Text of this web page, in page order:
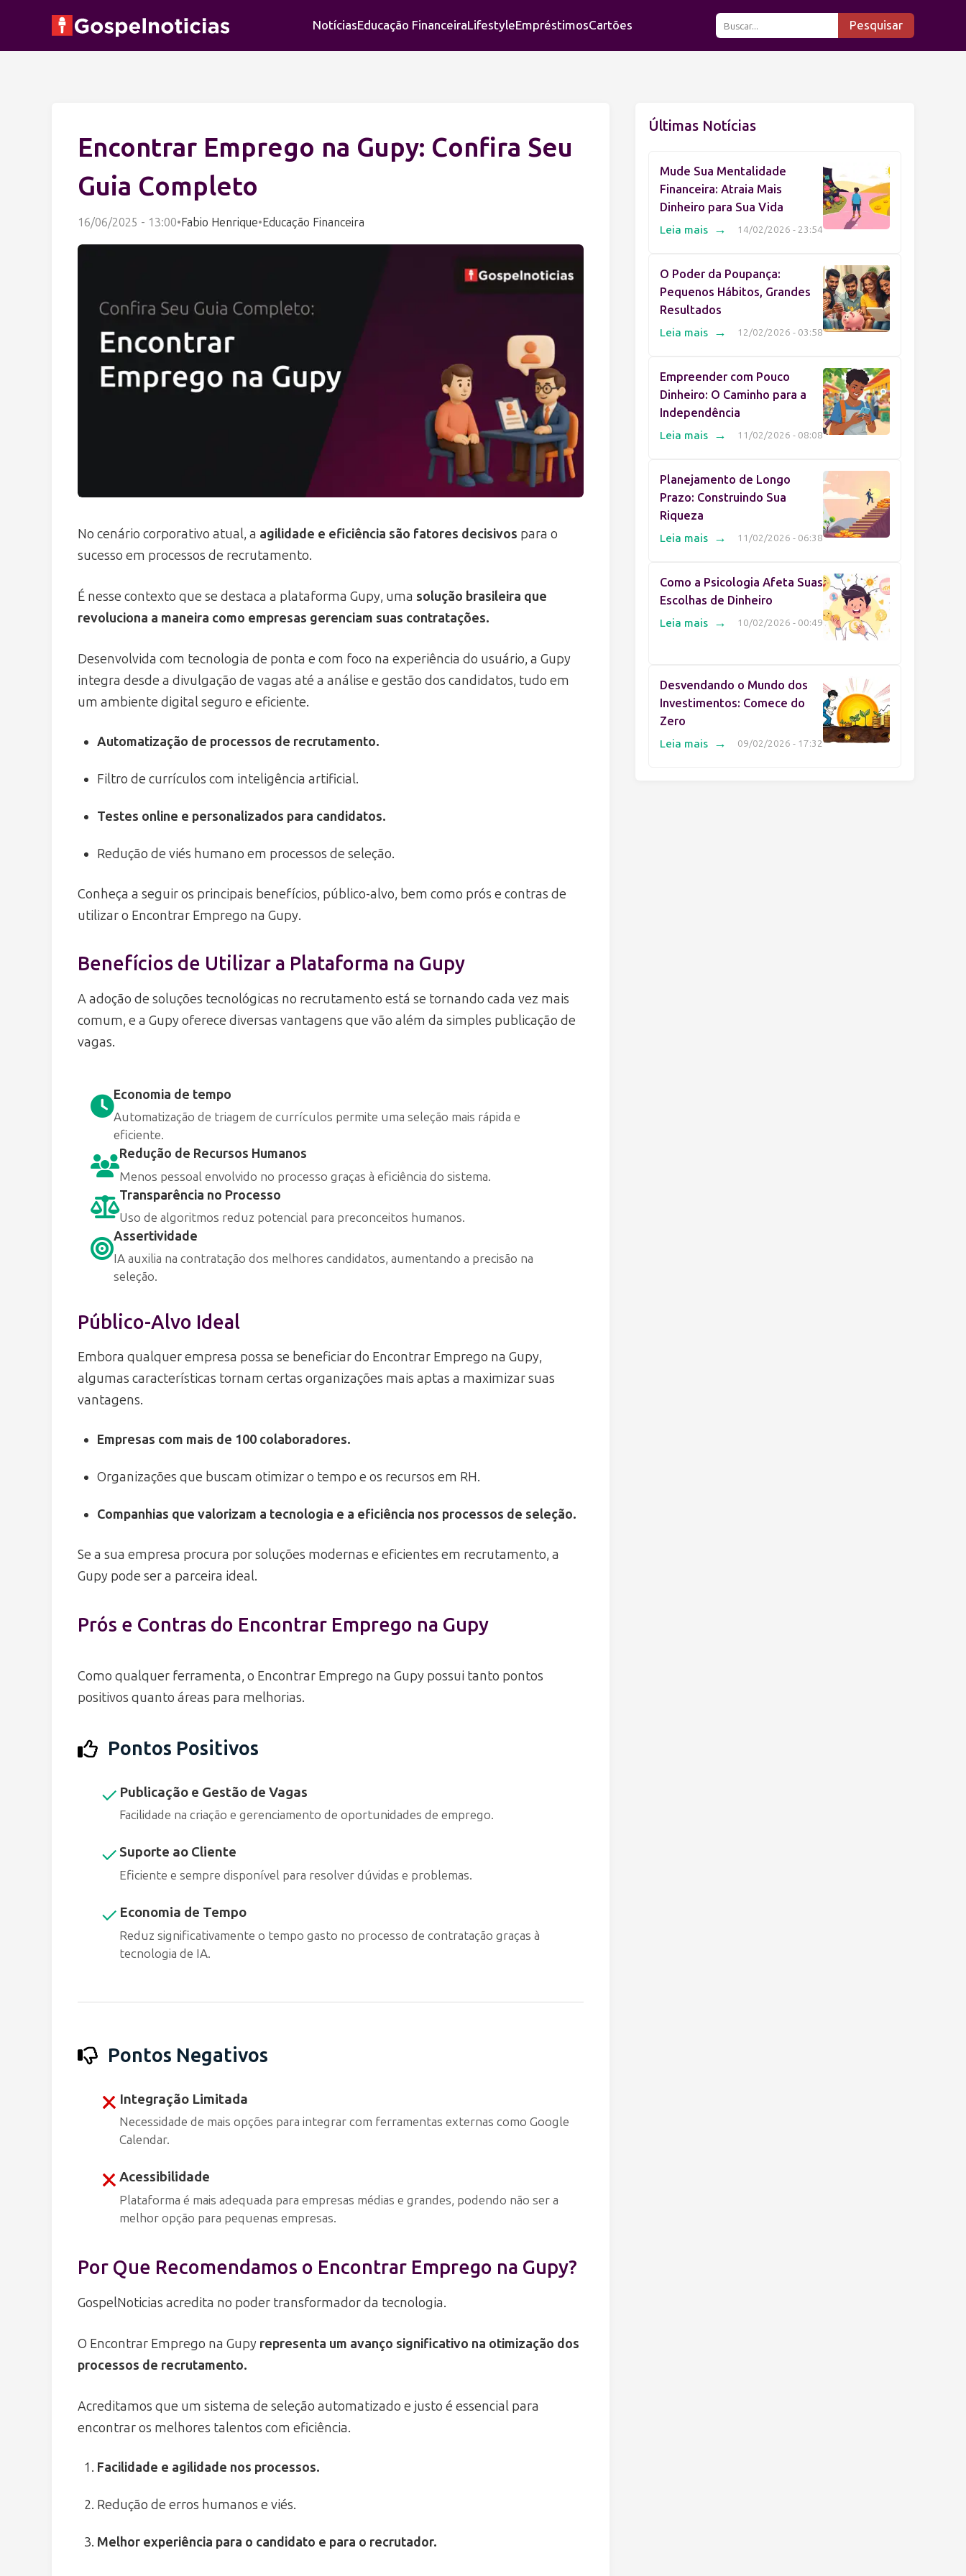
NotíciasEducação FinanceiraLifestyleEmpréstimosCartões Pesquisar
Encontrar Emprego na Gupy: Confira Seu
Guia Completo
16/06/2025 - 13:00•Fabio Henrique•Educação Financeira
No cenário corporativo atual, a agilidade e eficiência são fatores decisivos para o
sucesso em processos de recrutamento.
É nesse contexto que se destaca a plataforma Gupy, uma solução brasileira que
revoluciona a maneira como empresas gerenciam suas contratações.
Desenvolvida com tecnologia de ponta e com foco na experiência do usuário, a Gupy
integra desde a divulgação de vagas até a análise e gestão dos candidatos, tudo em
um ambiente digital seguro e eficiente.
Automatização de processos de recrutamento.
Filtro de currículos com inteligência artificial.
Testes online e personalizados para candidatos.
Redução de viés humano em processos de seleção.
Conheça a seguir os principais benefícios, público-alvo, bem como prós e contras de
utilizar o Encontrar Emprego na Gupy.
Benefícios de Utilizar a Plataforma na Gupy
A adoção de soluções tecnológicas no recrutamento está se tornando cada vez mais
comum, e a Gupy oferece diversas vantagens que vão além da simples publicação de
vagas.
Economia de tempo
Automatização de triagem de currículos permite uma seleção mais rápida e
eficiente.
Redução de Recursos Humanos
Menos pessoal envolvido no processo graças à eficiência do sistema.
Transparência no Processo
Uso de algoritmos reduz potencial para preconceitos humanos.
Assertividade
IA auxilia na contratação dos melhores candidatos, aumentando a precisão na
seleção.
Público-Alvo Ideal
Embora qualquer empresa possa se beneficiar do Encontrar Emprego na Gupy,
algumas características tornam certas organizações mais aptas a maximizar suas
vantagens.
Empresas com mais de 100 colaboradores.
Organizações que buscam otimizar o tempo e os recursos em RH.
Companhias que valorizam a tecnologia e a eficiência nos processos de seleção.
Se a sua empresa procura por soluções modernas e eficientes em recrutamento, a
Gupy pode ser a parceira ideal.
Prós e Contras do Encontrar Emprego na Gupy
Como qualquer ferramenta, o Encontrar Emprego na Gupy possui tanto pontos
positivos quanto áreas para melhorias.
Pontos Positivos
Publicação e Gestão de Vagas
Facilidade na criação e gerenciamento de oportunidades de emprego.
Suporte ao Cliente
Eficiente e sempre disponível para resolver dúvidas e problemas.
Economia de Tempo
Reduz significativamente o tempo gasto no processo de contratação graças à
tecnologia de IA.
Pontos Negativos
Integração Limitada
Necessidade de mais opções para integrar com ferramentas externas como Google
Calendar.
Acessibilidade
Plataforma é mais adequada para empresas médias e grandes, podendo não ser a
melhor opção para pequenas empresas.
Por Que Recomendamos o Encontrar Emprego na Gupy?
GospelNoticias acredita no poder transformador da tecnologia.
O Encontrar Emprego na Gupy representa um avanço significativo na otimização dos
processos de recrutamento.
Acreditamos que um sistema de seleção automatizado e justo é essencial para
encontrar os melhores talentos com eficiência.
Facilidade e agilidade nos processos.
Redução de erros humanos e viés.
Melhor experiência para o candidato e para o recrutador.
Últimas Notícias
Mude Sua Mentalidade
Financeira: Atraia Mais
Dinheiro para Sua Vida
14/02/2026 - 23:54
Leia mais →
O Poder da Poupança:
Pequenos Hábitos, Grandes
Resultados
12/02/2026 - 03:58
Leia mais →
Empreender com Pouco
Dinheiro: O Caminho para a
Independência
11/02/2026 - 08:08
Leia mais →
Planejamento de Longo
Prazo: Construindo Sua
Riqueza
11/02/2026 - 06:38
Leia mais →
Como a Psicologia Afeta Suas
Escolhas de Dinheiro
10/02/2026 - 00:49
Leia mais →
Desvendando o Mundo dos
Investimentos: Comece do
Zero
09/02/2026 - 17:32
Leia mais →